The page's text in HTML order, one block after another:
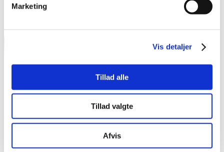
Marketing
Vis detaljer
Tillad alle
Tillad valgte
Afvis
Behandling af personoplysninger